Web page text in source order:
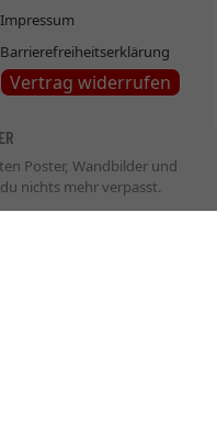
Impressum
Barrierefreiheitserklärung
Vertrag widerrufen
Poster, Wandbilder und
nichts mehr verpasst.